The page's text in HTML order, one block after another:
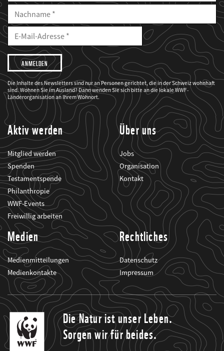
Nachname
E-
Mailadresse
E-
Adresse
Ich
möchte,
dass
der
WWF
mich
über
seine
Projekte
informiert.
Die Inhalte des Newsletters sind nur an Personen gerichtet, die in der Schweiz wohnhaft
sind. Wohnen Sie im Ausland? Dann wenden Sie sich bitte an die lokale WWF-
Länderorganisation an Ihrem Wohnort.
Aktiv werden
Mitglied werden
Spenden
Testamentspende
Philanthropie
WWF-Events
Freiwillig arbeiten
Über uns
Jobs
Organisation
Kontakt
Medien
Medienmitteilungen
Medienkontakte
Rechtliches
Datenschutz
Impressum
Die Natur ist unser Leben.
Sorgen wir für beides.